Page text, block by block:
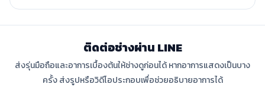
ติดต่อช่างผ่าน LINE
ส่งรุ่นมือถือและอาการเบื้องต้นให้ช่างดูก่อนได้ หากอาการแสดงเป็นบาง
ครั้ง ส่งรูปหรือวิดีโอประกอบเพื่อช่วยอธิบายอาการได้